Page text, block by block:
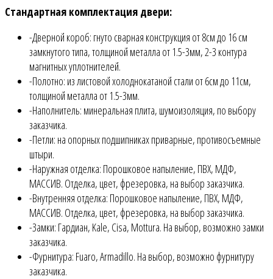
Стандартная комплектация двери:
-Дверной короб: гнуто сварная конструкция от 8см до 16 см
замкнутого типа, толщиной металла от 1.5-3мм, 2-3 контура
магнитных уплотнителей.
-Полотно: из листовой холоднокатаной стали от 6см до 11см,
толщиной металла от 1.5-3мм.
-Наполнитель: минеральная плита, шумоизоляция, по выбору
заказчика.
-Петли: на опорных подшипниках приварные, противосъемные
штыри.
-Наружная отделка: Порошковое напыление, ПВХ, МДФ,
МАССИВ. Отделка, цвет, фрезеровка, на выбор заказчика.
-Внутренняя отделка: Порошковое напыление, ПВХ, МДФ,
МАССИВ. Отделка, цвет, фрезеровка, на выбор заказчика.
-Замки: Гардиан, Kale, Cisa, Mottura. На выбор, возможно замки
заказчика.
-Фурнитура: Fuaro, Armadillo. На выбор, возможно фурнитуру
заказчика.